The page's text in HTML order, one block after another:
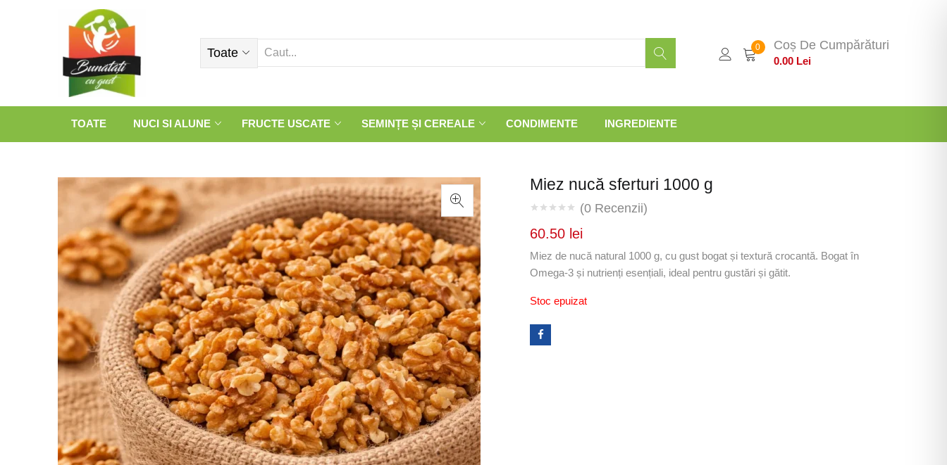
Toate 0 Coș De Cumpărături
0.00 Lei
TOATE NUCI SI ALUNE FRUCTE USCATE SEMINȚE ȘI CEREALE CONDIMENTE INGREDIENTE
Miez nucă sferturi 1000 g
(0 Recenzii)
60.50 lei
Miez de nucă natural 1000 g, cu gust bogat și textură crocantă. Bogat în
Omega-3 și nutrienți esențiali, ideal pentru gustări și gătit.
Stoc epuizat